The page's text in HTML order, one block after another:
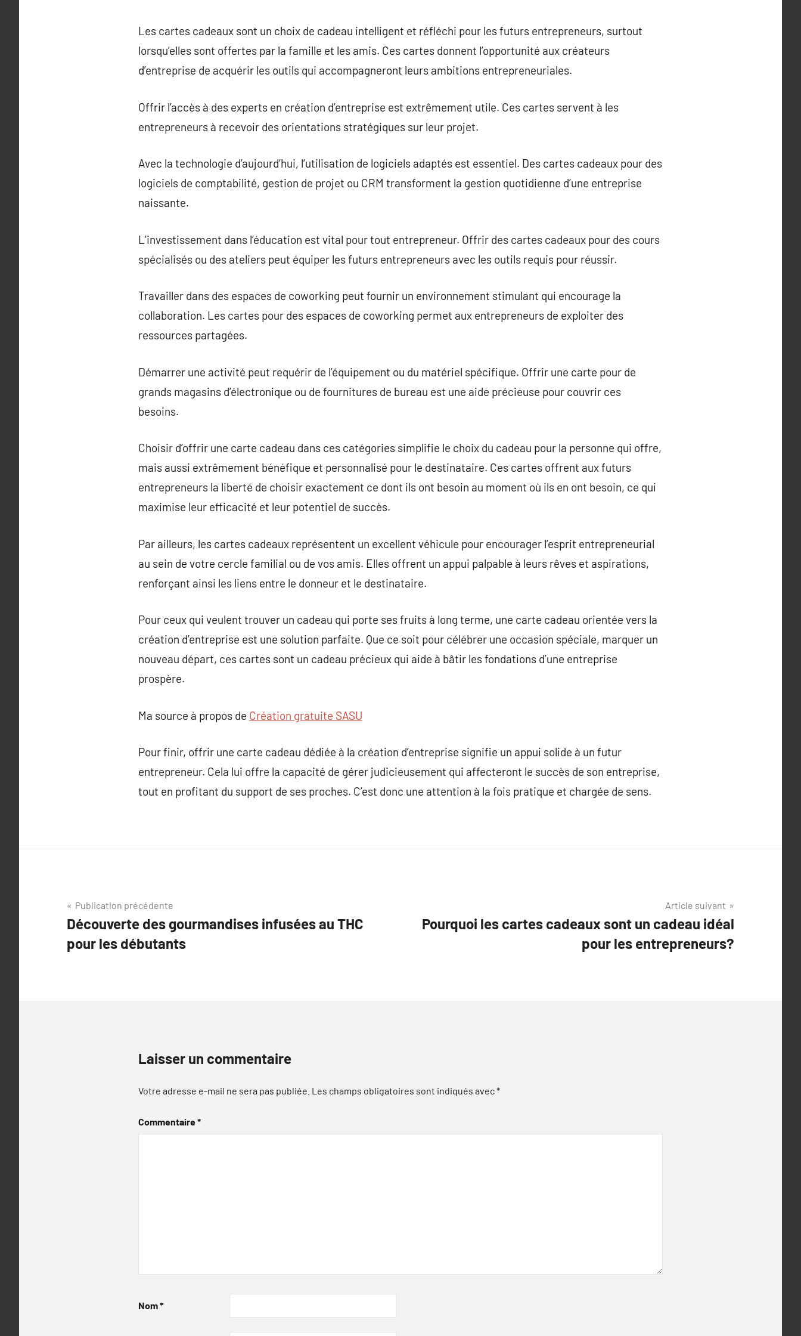
Les cartes cadeaux sont un choix de cadeau intelligent et réfléchi pour les futurs entrepreneurs, surtout
lorsqu’elles sont offertes par la famille et les amis. Ces cartes donnent l’opportunité aux créateurs
d’entreprise de acquérir les outils qui accompagneront leurs ambitions entrepreneuriales.
Offrir l’accès à des experts en création d’entreprise est extrêmement utile. Ces cartes servent à les
entrepreneurs à recevoir des orientations stratégiques sur leur projet.
Avec la technologie d’aujourd’hui, l’utilisation de logiciels adaptés est essentiel. Des cartes cadeaux pour des
logiciels de comptabilité, gestion de projet ou CRM transforment la gestion quotidienne d’une entreprise
naissante.
L’investissement dans l’éducation est vital pour tout entrepreneur. Offrir des cartes cadeaux pour des cours
spécialisés ou des ateliers peut équiper les futurs entrepreneurs avec les outils requis pour réussir.
Travailler dans des espaces de coworking peut fournir un environnement stimulant qui encourage la
collaboration. Les cartes pour des espaces de coworking permet aux entrepreneurs de exploiter des
ressources partagées.
Démarrer une activité peut requérir de l’équipement ou du matériel spécifique. Offrir une carte pour de
grands magasins d’électronique ou de fournitures de bureau est une aide précieuse pour couvrir ces
besoins.
Choisir d’offrir une carte cadeau dans ces catégories simplifie le choix du cadeau pour la personne qui offre,
mais aussi extrêmement bénéfique et personnalisé pour le destinataire. Ces cartes offrent aux futurs
entrepreneurs la liberté de choisir exactement ce dont ils ont besoin au moment où ils en ont besoin, ce qui
maximise leur efficacité et leur potentiel de succès.
Par ailleurs, les cartes cadeaux représentent un excellent véhicule pour encourager l’esprit entrepreneurial
au sein de votre cercle familial ou de vos amis. Elles offrent un appui palpable à leurs rêves et aspirations,
renforçant ainsi les liens entre le donneur et le destinataire.
Pour ceux qui veulent trouver un cadeau qui porte ses fruits à long terme, une carte cadeau orientée vers la
création d’entreprise est une solution parfaite. Que ce soit pour célébrer une occasion spéciale, marquer un
nouveau départ, ces cartes sont un cadeau précieux qui aide à bâtir les fondations d’une entreprise
prospère.
Ma source à propos de Création gratuite SASU
Pour finir, offrir une carte cadeau dédiée à la création d’entreprise signifie un appui solide à un futur
entrepreneur. Cela lui offre la capacité de gérer judicieusement qui affecteront le succès de son entreprise,
tout en profitant du support de ses proches. C’est donc une attention à la fois pratique et chargée de sens.
Navigation
de
l’article
Publication précédente
Découverte des gourmandises infusées au THC
pour les débutants
Article suivant
Pourquoi les cartes cadeaux sont un cadeau idéal
pour les entrepreneurs?
Laisser un commentaire
Votre adresse e-mail ne sera pas publiée. Les champs obligatoires sont indiqués avec*
Commentaire*
Nom*